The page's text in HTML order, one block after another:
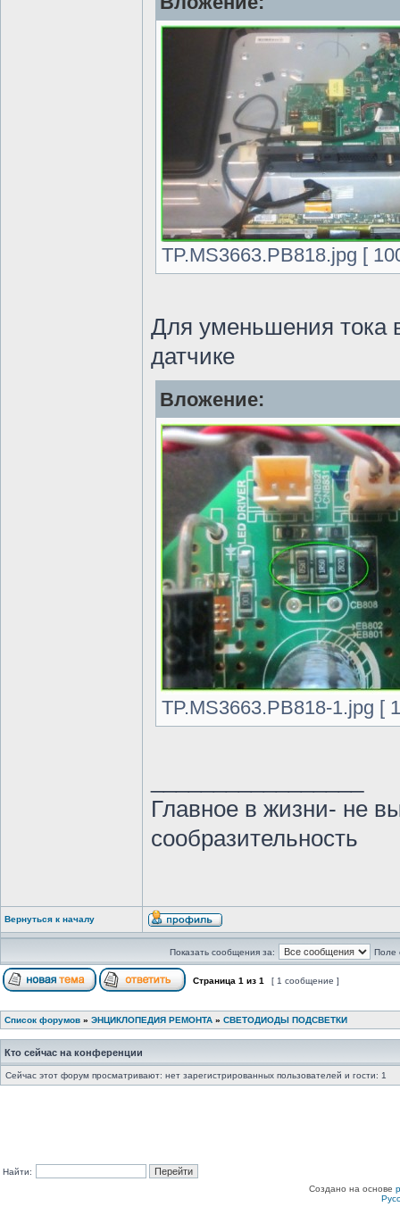
TP.MS3663.PB818.jpg [
Для уменьшения тока
датчике
Вложение:
TP.MS3663.PB818-1.jpg [
Главное в жизни- не
сообразительность
Вернуться к началу
Показать сообщения за: Поле
Страница 1 из 1 [ 1 сообщение ]
Список форумов » ЭНЦИКЛОПЕДИЯ РЕМОНТА » СВЕТОДИОДЫ ПОДСВЕТКИ
Кто сейчас на конференции
Сейчас этот форум просматривают: нет зарегистрированных пользователей и гости: 1
Найти:
Создано на основе